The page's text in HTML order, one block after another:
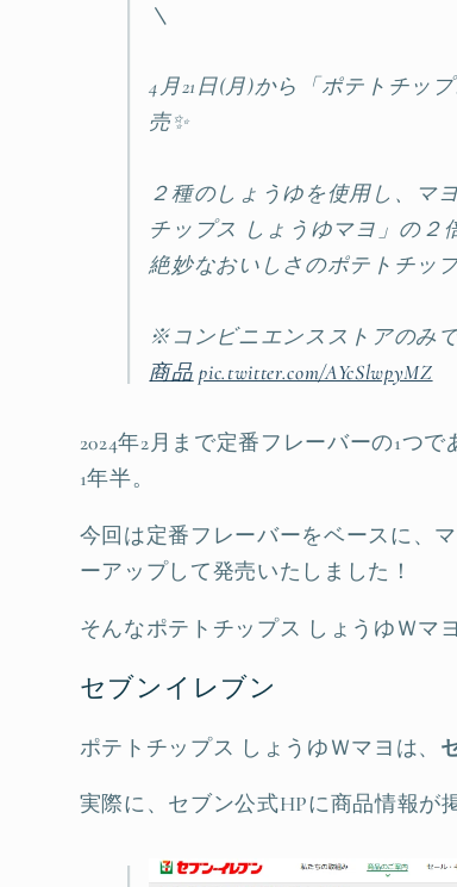
＼
4月21日(月)から「ポテトチッ
売✨
２種のしょうゆを使用し、マ
チップス しょうゆマヨ」の２
絶妙なおいしさのポテトチッ
※コンビニエンスストアのみで
商品 pic.twitter.com/AYcSlwpyMZ
2024年2月まで定番フレーバーの1つ
1年半。
今回は定番フレーバーをベースに、
ーアップして発売いたしました！
そんなポテトチップス しょうゆＷマ
セブンイレブン
ポテトチップス しょうゆＷマヨは、
実際に、セブン公式HPに商品情報が